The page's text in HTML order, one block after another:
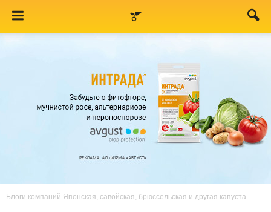
Блоги компаний Японская, савойская, брюссельская и другая капуста